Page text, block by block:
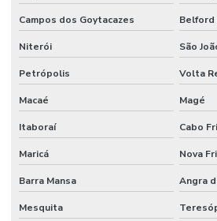
Manutenção corretiva preventiva e preditiva
Manutenção eletromecânica industrial
Manutenção eletronica industrial
Manutenção em equipamentos industriais
Manutenção industrial corretiva
Manutenção industrial elétrica
Campos dos Goytacazes Belford
Niterói São
Petrópolis Volta
Macaé Magé
Itaboraí Cabo
Maricá Nova
Barra Mansa Angra
Mesquita